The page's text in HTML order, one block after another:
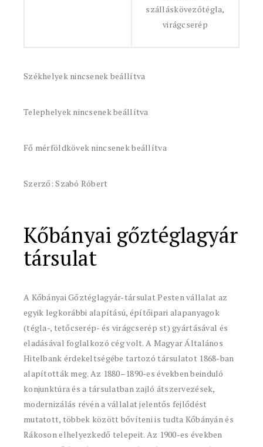
szálláskövezőtégla,
virágcserép
Székhelyek nincsenek beállítva
Telephelyek nincsenek beállítva
Fő mérföldkövek nincsenek beállítva
Szerző: Szabó Róbert
Kőbányai gőztéglagyár
társulat
A Kőbányai Gőztéglagyár-társulat Pesten vállalat az
egyik legkorábbi alapítású, építőipari alapanyagok
(tégla-, tetőcserép- és virágcserép st) gyártásával és
eladásával foglalkozó cég volt. A Magyar Általános
Hitelbank érdekeltségébe tartozó társulatot 1868-ban
alapították meg. Az 1880–1890-es években beinduló
konjunktúra és a társulatban zajló átszervezések,
modernizálás révén a vállalat jelentős fejlődést
mutatott, többek között bővíteni is tudta Kőbányán és
Rákoson elhelyezkedő telepeit. Az 1900-es években